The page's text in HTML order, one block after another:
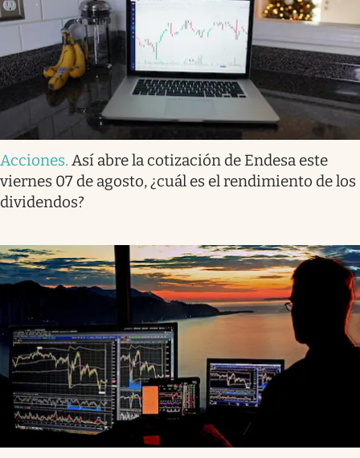
Acciones. Así abre la cotización de Endesa este
viernes 07 de agosto, ¿cuál es el rendimiento de los
dividendos?